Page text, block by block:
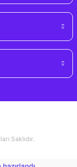
Saklıdır.